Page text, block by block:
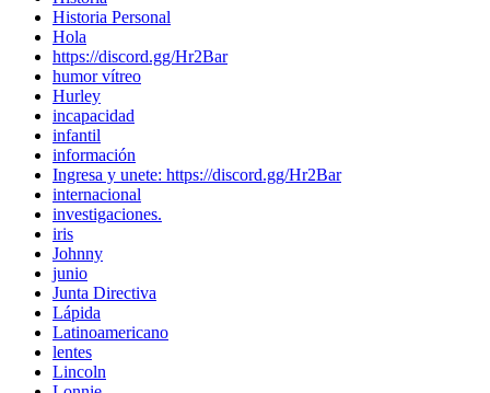
Historia Personal
Hola
https://discord.gg/Hr2Bar
humor vítreo
Hurley
incapacidad
infantil
información
Ingresa y unete: https://discord.gg/Hr2Bar
internacional
investigaciones.
iris
Johnny
junio
Junta Directiva
Lápida
Latinoamericano
lentes
Lincoln